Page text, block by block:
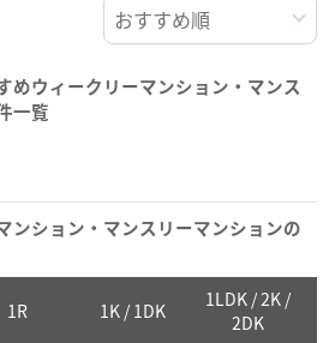
めウィークリーマンション・マンス
一覧
ンション・マンスリーマンションの
1R 1K / 1DK
1LDK / 2K /
2DK